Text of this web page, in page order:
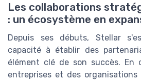
Les collaborations
: un écosystème en
Depuis ses débuts, Stellar
capacité à établir des
élément clé de son succès. En
entreprises et des